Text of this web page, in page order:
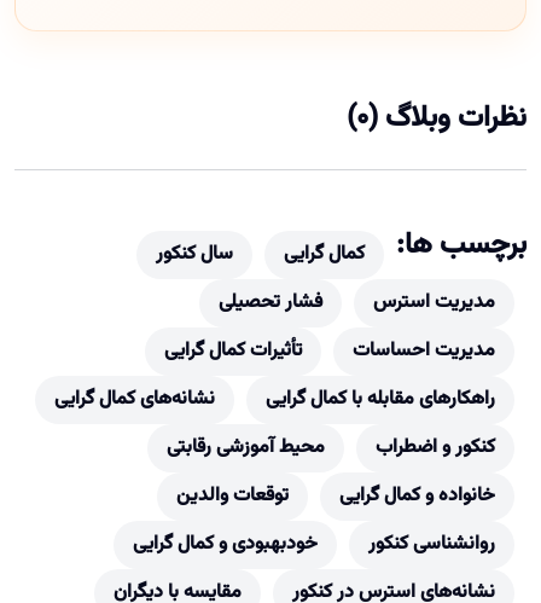
نظرات وبلاگ (0)
برچسب ها: کمال گرایی
سال کنکور
مدیریت استرس
فشار تحصیلی
مدیریت احساسات
تأثیرات کمال گرایی
راهکارهای مقابله با کمال گرایی
نشانه‌های کمال گرایی
کنکور و اضطراب
محیط آموزشی رقابتی
خانواده و کمال گرایی
توقعات والدین
روانشناسی کنکور
خودبهبودی و کمال گرایی
نشانه‌های استرس در کنکور
مقایسه با دیگران